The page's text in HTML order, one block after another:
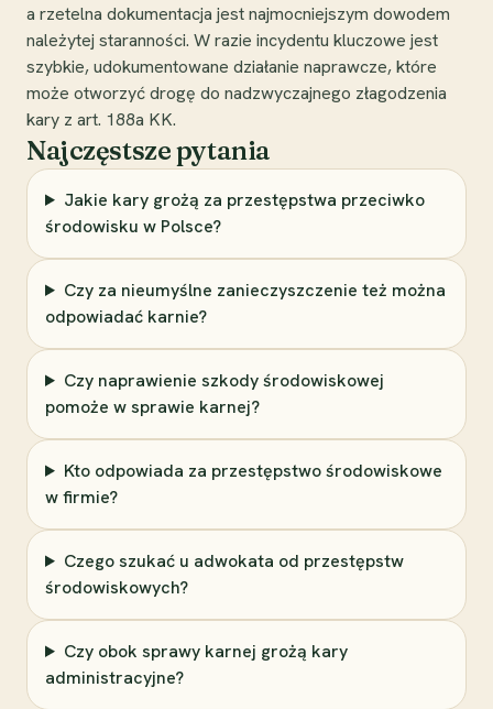
a rzetelna dokumentacja jest najmocniejszym dowodem
należytej staranności. W razie incydentu kluczowe jest
szybkie, udokumentowane działanie naprawcze, które
może otworzyć drogę do nadzwyczajnego złagodzenia
kary z art. 188a KK.
Najczęstsze pytania
Jakie kary grożą za przestępstwa przeciwko
środowisku w Polsce?
Czy za nieumyślne zanieczyszczenie też można
odpowiadać karnie?
Czy naprawienie szkody środowiskowej
pomoże w sprawie karnej?
Kto odpowiada za przestępstwo środowiskowe
w firmie?
Czego szukać u adwokata od przestępstw
środowiskowych?
Czy obok sprawy karnej grożą kary
administracyjne?